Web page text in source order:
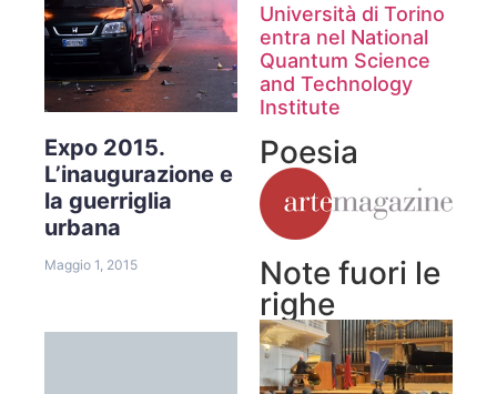
Expo 2015.
L’inaugurazione e
la guerriglia
urbana
Maggio 1, 2015
Università di Torino
entra nel National
Quantum Science
and Technology
Institute
Poesia
Note fuori le
righe